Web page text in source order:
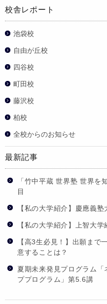
校舎レポート
池袋校
自由が丘校
四谷校
町田校
藤沢校
柏校
全校からのお知らせ
最新記事
「竹中平蔵 世界塾 世界を
目
【私の大学紹介】慶應義
【私の大学紹介】上智大
【高3生必見！】出願まで
意することは？
夏期未来発見プログラム
ププログラム」第5.6講